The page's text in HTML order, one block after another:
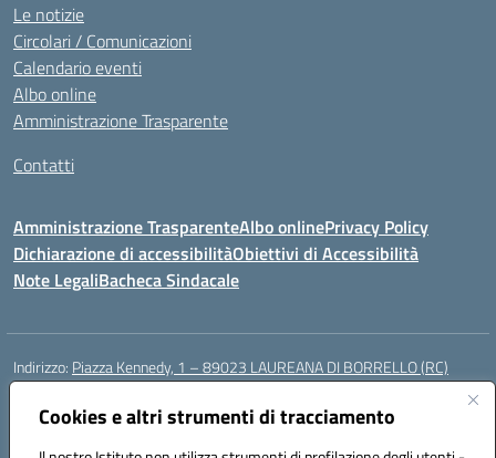
Cookies e altri strumenti di tracciamento
Le notizie
Circolari / Comunicazioni
Calendario eventi
Albo online
Amministrazione Trasparente
Contatti
Amministrazione TrasparenteAlbo onlinePrivacy Policy
Dichiarazione di accessibilitàObiettivi di Accessibilità
Note LegaliBacheca Sindacale
Indirizzo: Piazza Kennedy, 1 – 89023 LAUREANA DI BORRELLO (RC)
Centralino:
Posta elettronica certificata (PEC):rcic84800t@pec.istruzione.it